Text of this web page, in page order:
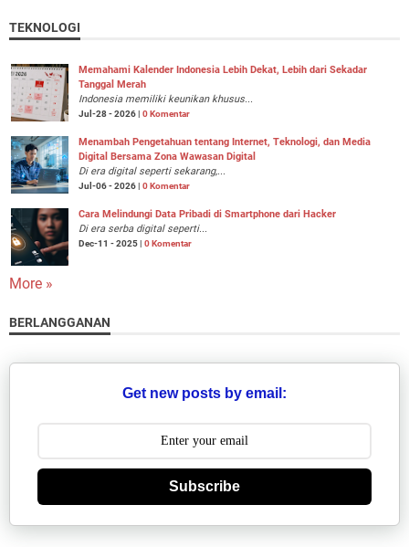
TEKNOLOGI
Memahami Kalender Indonesia Lebih Dekat, Lebih dari Sekadar
Tanggal Merah
Indonesia memiliki keunikan khusus...
Jul-28 - 2026 | 0 Komentar
Menambah Pengetahuan tentang Internet, Teknologi, dan Media
Digital Bersama Zona Wawasan Digital
Di era digital seperti sekarang,...
Jul-06 - 2026 | 0 Komentar
Cara Melindungi Data Pribadi di Smartphone dari Hacker
Di era serba digital seperti...
Dec-11 - 2025 | 0 Komentar
More »
BERLANGGANAN
Get new posts by email:
Subscribe